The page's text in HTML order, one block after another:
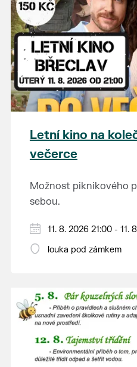
Letní kino na
večerce
Možnost piknikového
sebou.
V případě nepřízně
Kino otevřeno hodinu
11. 8. 2026 21:00 - 11.
louka pod zámkem